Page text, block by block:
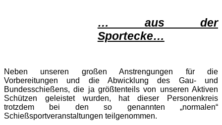
… aus der
Sportecke…
Neben unseren großen Anstrengungen für die
Vorbereitungen und die Abwicklung des Gau- und
Bundesschießens, die ja größtenteils von unseren Aktiven
Schützen geleistet wurden, hat dieser Personenkreis
trotzdem bei den so genannten „normalen“
Schießsportveranstaltungen teilgenommen.